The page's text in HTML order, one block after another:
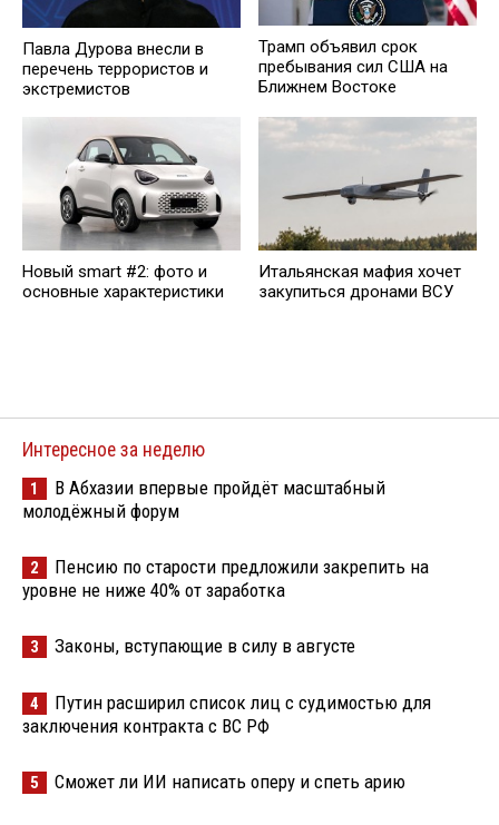
Павла Дурова внесли в
перечень террористов и
экстремистов
Трамп объявил срок
пребывания сил США на
Ближнем Востоке
Новый smart #2: фото и
основные характеристики
Итальянская мафия хочет
закупиться дронами ВСУ
Интересное за неделю
1
В Абхазии впервые пройдёт масштабный
молодёжный форум
2
Пенсию по старости предложили закрепить на
уровне не ниже 40% от заработка
3 Законы, вступающие в силу в августе
4
Путин расширил список лиц с судимостью для
заключения контракта с ВС РФ
5 Сможет ли ИИ написать оперу и спеть арию